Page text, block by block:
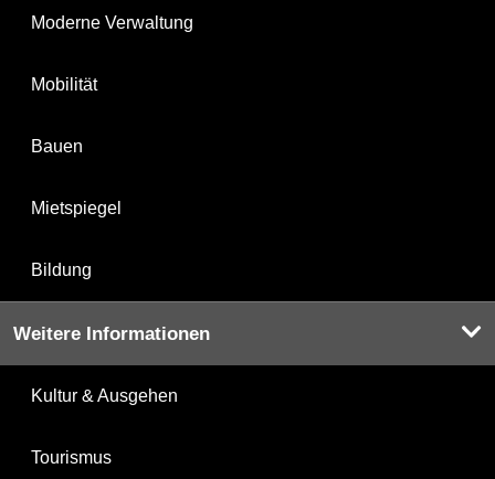
Moderne Verwaltung
Mobilität
Bauen
Mietspiegel
Bildung
Weitere Informationen
Kultur & Ausgehen
Tourismus